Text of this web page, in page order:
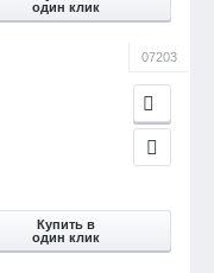
один клик
07203
Купить в
один клик